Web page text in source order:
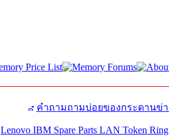
คำถามถามบ่อยของกระดานข่
Lenovo IBM Spare Parts LAN Token Ring